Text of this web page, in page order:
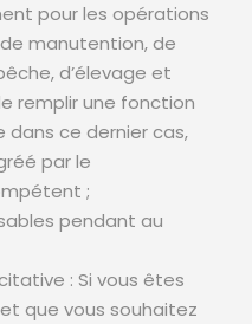
pour les opérations
manutention, de
d’élevage et
remplir une fonction
dans ce dernier cas,
par le
;
pendant au
: Si vous êtes
que vous souhaitez